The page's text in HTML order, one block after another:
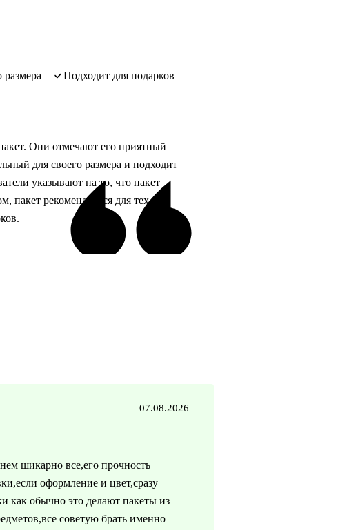
размера
подходит для подарков
Они отмечают его приятный
для своего размера и подходит
указывают на то, что пакет
рекомендуется для тех, кто
07.08.2026
шикарно все,его прочность
оформление и цвет,сразу
как обычно это делают пакеты из
советую брать именно